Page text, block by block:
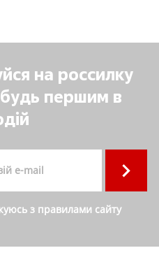
на россилку
будь першим в
з правилами сайту